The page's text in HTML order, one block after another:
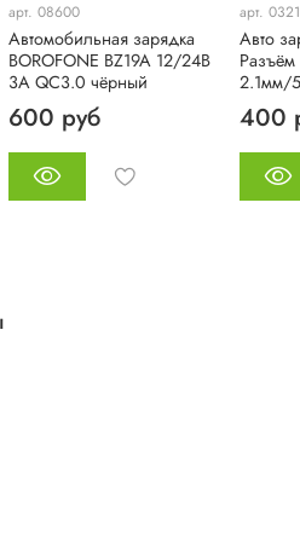
арт. 08600
Автомобильная зарядка
BOROFONE BZ19A 12/24В
3А QC3.0 чёрный
600 руб
арт.
Авто
Разъём
2.1мм/
400